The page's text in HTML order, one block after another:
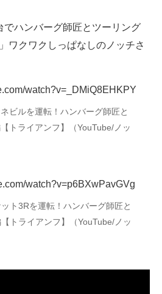
ハンバーグ師匠とツーリング
ワクワクしっぱなしのノッチさ
watch?v=_DMiQ8EHKPY
ビルを運転！ハンバーグ師匠と
トライアンフ】（YouTube/ノッ
watch?v=p6BXwPavGVg
ット3Rを運転！ハンバーグ師匠と
トライアンフ】（YouTube/ノッ